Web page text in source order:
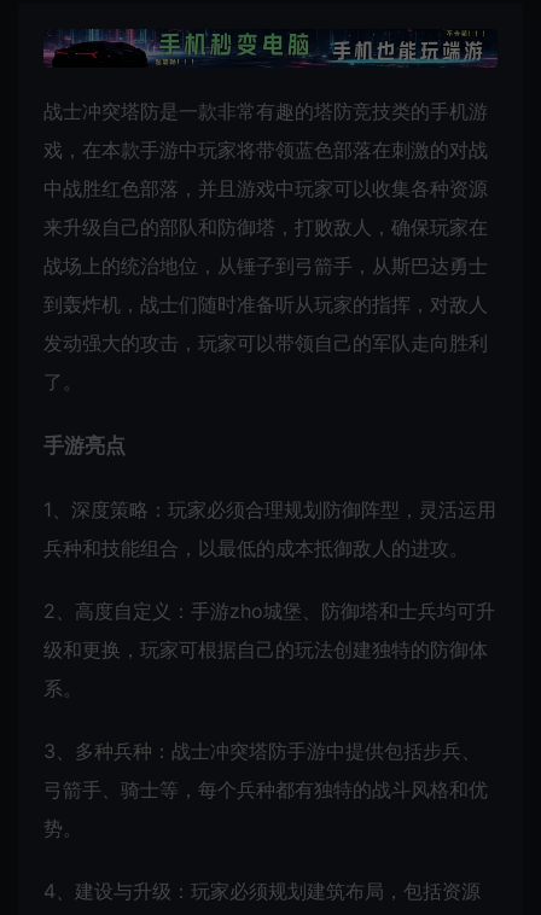
战士冲突塔防是一款非常有趣的塔防竞技类的手机游
戏，在本款手游中玩家将带领蓝色部落在刺激的对战
中战胜红色部落，并且游戏中玩家可以收集各种资源
来升级自己的部队和防御塔，打败敌人，确保玩家在
战场上的统治地位，从锤子到弓箭手，从斯巴达勇士
到轰炸机，战士们随时准备听从玩家的指挥，对敌人
发动强大的攻击，玩家可以带领自己的军队走向胜利
了。
手游亮点
1、深度策略：玩家必须合理规划防御阵型，灵活运用
兵种和技能组合，以最低的成本抵御敌人的进攻。
2、高度自定义：手游zho城堡、防御塔和士兵均可升
级和更换，玩家可根据自己的玩法创建独特的防御体
系。
3、多种兵种：战士冲突塔防手游中提供包括步兵、
弓箭手、骑士等，每个兵种都有独特的战斗风格和优
势。
4、建设与升级：玩家必须规划建筑布局，包括资源